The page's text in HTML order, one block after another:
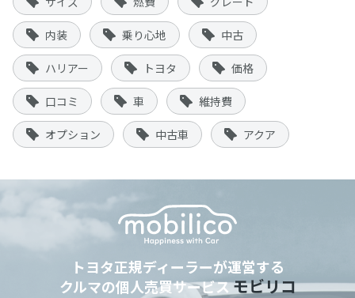
内装 乗り心地 中古
ハリアー トヨタ 価格
口コミ 車 維持費
オプション 中古車 アクア
トヨタ正規ディーラーが運営する
クルマの個人売買サービスモビリコ